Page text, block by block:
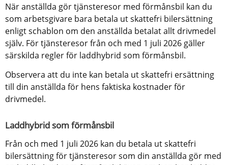
När anställda gör tjänsteresor med förmånsbil kan du
som arbetsgivare bara betala ut skattefri bilersättning
enligt schablon om den anställda betalat allt drivmedel
själv. För tjänsteresor från och med 1 juli 2026 gäller
särskilda regler för laddhybrid som förmånsbil.
Observera att du inte kan betala ut skattefri ersättning
till din anställda för hens faktiska kostnader för
drivmedel.
Laddhybrid som förmånsbil
Från och med 1 juli 2026 kan du betala ut skattefri
bilersättning för tjänsteresor som din anställda gör med